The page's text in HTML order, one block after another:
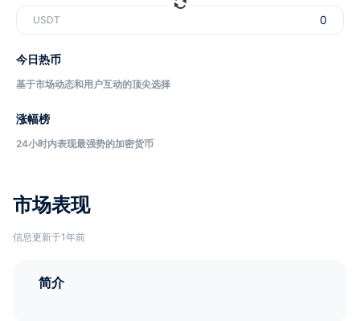
市场表现
信息更新于1年前
简介
USDT
今日热币
基于市场动态和用户互动的顶尖选择
涨幅榜
24小时内表现最强势的加密货币